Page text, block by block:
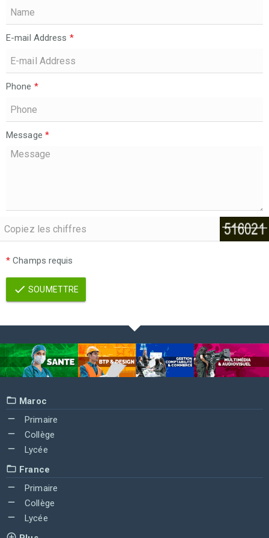
E-mail Address *
Phone *
Message *
* Champs requis
SOUMETTRE
Maroc
Primaire
Collège
Lycée
France
Primaire
Collège
Lycée